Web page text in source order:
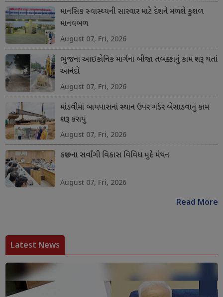
માનસિક સ્વાસ્થ્યની સારવાર માટે દેશને મળશે કુશળ
માનવબળ
August 07, Fri, 2026
ભુજના આઇકોનિક માર્ગના બીજા તબક્કાનું કામ શરૂ થતાં
આનંદો
August 07, Fri, 2026
માંડવીમાં બાયપાસનાં સ્થાન ઉપર ગર્ડર બેસાડવાનું કામ
શરૂ કરાયું
August 07, Fri, 2026
કચ્છના સર્વાંગી વિકાસ વિવિધ મુદે મંથન
August 07, Fri, 2026
Read More
Latest News